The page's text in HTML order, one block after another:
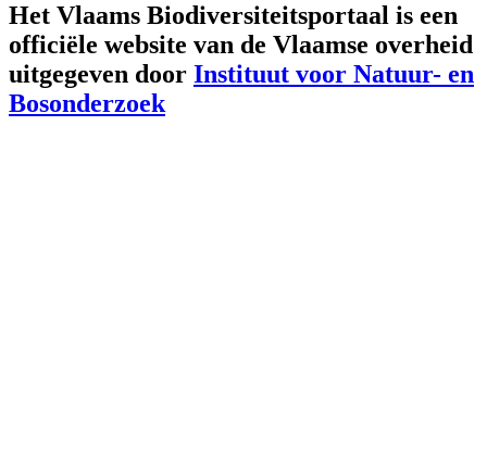
Het Vlaams Biodiversiteitsportaal is een
officiële website van de Vlaamse overheid
uitgegeven door Instituut voor Natuur- en
Bosonderzoek